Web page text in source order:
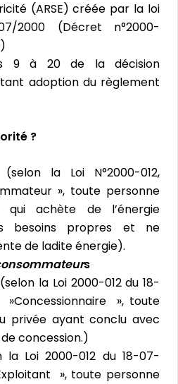
(ARSE) créée par la loi
2000 (Décret n°2000-
9 à 20 de la décision
adoption du règlement
?
la Loi N°2000-012,
», toute personne
qui achète de l’énergie
besoins propres et ne
de ladite énergie).
s
la Loi 2000-012 du 18-
»Concessionnaire », toute
privée ayant conclu avec
concession.)
Loi 2000-012 du 18-07-
», toute personne